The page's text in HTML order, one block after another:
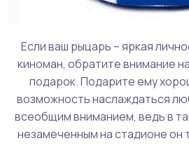
Если ваш рыцарь – яркая
киноман, обратите внимание
подарок. Подарите ему
возможность наслаждаться
всеобщим вниманием, ведь в
незамеченным на стадионе он